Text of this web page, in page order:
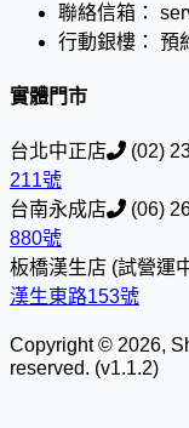
聯絡信箱：
行動銀樓： 預
實體門市
台北中正店 (02)
211號
台南永成店
(06)
880號
板橋漢生店 (試營運
漢生東路153號
Copyright © 2026,
reserved. (v1.1.2)